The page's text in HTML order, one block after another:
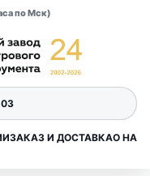
по Мск)
ЗАКАЗ И ДОСТАВКАО НАС